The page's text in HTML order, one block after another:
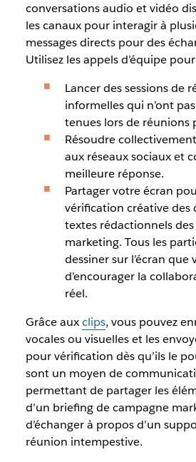
conversations audio et vidéo
les canaux pour interagir à
messages directs pour des
Utilisez les appels d’équipe
Lancer des sessions de
informelles qui n’ont
tenues lors de réunions
Résoudre
aux réseaux sociaux et
meilleure réponse.
Partager votre écran
vérification créative des
textes rédactionnels
marketing. Tous les
dessiner sur l’écran que
d’encourager la
réel.
Grâce auxclips, vous pouvez
vocales ou visuelles et les
pour vérification dès qu’ils le
sont un moyen de
permettant de partager les
d’un briefing de campagne
d’échanger à propos d’un
réunion intempestive.